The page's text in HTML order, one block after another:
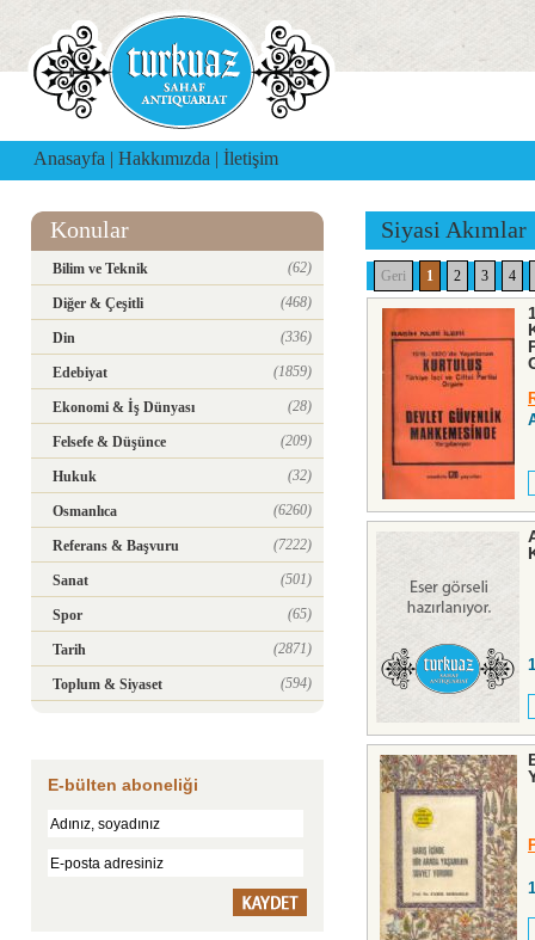
Anasayfa | Hakkımızda | İletişim
Konular
Bilim ve Teknik (62)
Diğer & Çeşitli (468)
Din (336)
Edebiyat (1859)
Ekonomi & İş Dünyası (28)
Felsefe & Düşünce (209)
Hukuk (32)
Osmanlıca (6260)
Referans & Başvuru (7222)
Sanat (501)
Spor (65)
Tarih (2871)
Toplum & Siyaset (594)
E-bülten aboneliği
Siyasi Akımlar
Geri 1 2 3 4